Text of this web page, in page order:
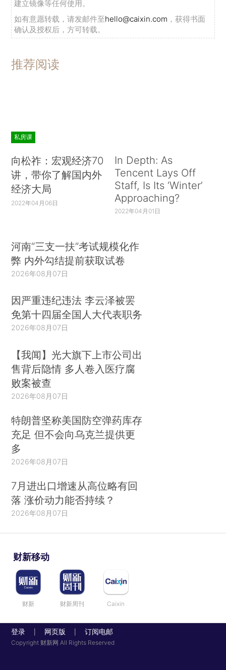
建立镜像等任何使用。
如有意愿转载，请发邮件至hello@caixin.com ，获得书面
确认及授权后，方可转载。
推荐阅读
私房课
向松祚：宏观经济70
讲，带你了解国内外
经济大局
2022年04月06日
In Depth: As
Tencent Lays Off
Staff, Is Its ‘Winter’
Approaching?
2022年04月01日
河南“三支一扶”考试规模化作
弊 内外勾结提前获取试卷
2026年08月07日
因严重违纪违法 李云泽被罢
免第十四届全国人大代表职务
2026年08月07日
【我闻】光大旗下上市公司出
售背后隐情 多人卷入医疗腐
败案被查
2026年08月07日
特朗普坚称美国防空弹药库存
充足 但不会向乌克兰提供更
多
2026年08月07日
7月进出口增速从高位略有回
落 涨价动力能否持续？
2026年08月07日
财新移动
财新 财新周刊 Caixin
登录 网页版 订阅电邮
Copyright 财新网 All Rights Reserved